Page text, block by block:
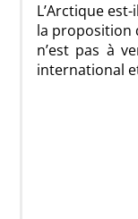
L’Arctique
la proposition
n’est pas à
international